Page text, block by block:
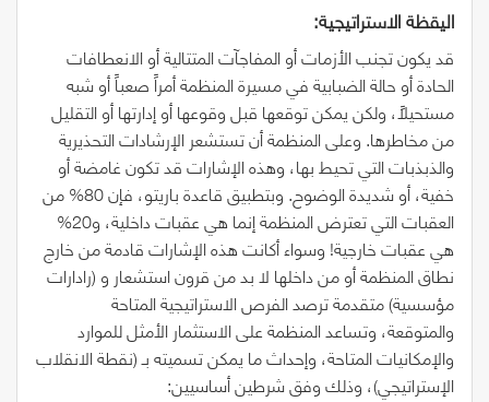
اليقظة‭ ‬الاستراتيجية‭:‬
قد يكون تجنب الأزمات أو المفاجآت المتتالية أو الانعطافات
الحادة أو حالة الضبابية في مسيرة المنظمة أمراً صعباً أو شبه
مستحيلاً، ولكن يمكن توقعها قبل وقوعها أو إدارتها أو التقليل
من مخاطرها. وعلى المنظمة أن تستشعر الإرشادات التحذيرية
والذبذبات التي تحيط بها، وهذه الإشارات قد تكون غامضة أو
خفية، أو شديدة الوضوح. وبتطبيق قاعدة باريتو، فإن80% من
العقبات التي تعترض المنظمة إنما هي عقبات داخلية، و20%
هي عقبات خارجية! وسواء أكانت هذه الإشارات قادمة من خارج
نطاق المنظمة أو من داخلها لا بد من قرون استشعار و (رادارات
مؤسسية) متقدمة ترصد الفرص الاستراتيجية المتاحة
والمتوقعة، وتساعد المنظمة على الاستثمار الأمثل للموارد
والإمكانيات المتاحة، وإحداث ما يمكن تسميته بـ (نقطة الانقلاب
الإستراتيجي)، وذلك وفق شرطين أساسيين: